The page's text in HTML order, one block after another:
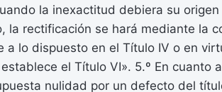
la inexactitud debiera su
la rectificación se hará mediante la
a lo dispuesto en el Título IV o en
el Título VI». 5.º En cuanto
nulidad por un defecto del